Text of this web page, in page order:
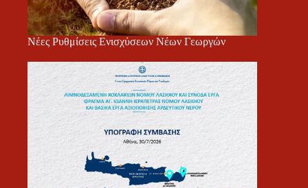
Νέες Ρυθμίσεις Ενισχύσεων Νέων Γεωργών